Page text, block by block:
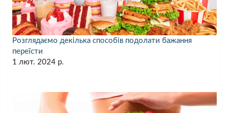
Розглядаємо декілька способів подолати бажання
переїсти
1 лют. 2024 р.